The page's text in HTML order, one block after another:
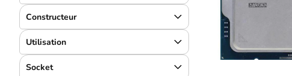
Constructeur
Utilisation
Socket